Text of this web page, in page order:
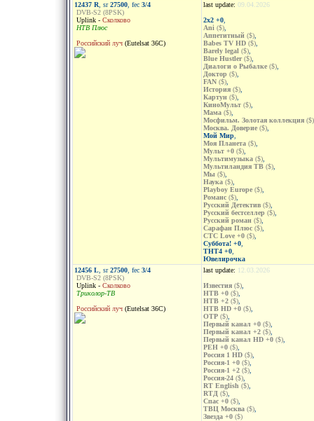
12437 R , sr27500 , fec 3/4
DVB-S2 (8PSK)
Uplink - Сколково
НТВ Плюс
Российский луч (Eutelsat 36C)
last update: 09.04.2026
2x2 +0
Ani ($)
Аппетитный ($)
Babes TV HD ($)
Barely legal ($)
Blue Hustler($)
Диалоги о Рыбалке ($)
Доктор ($)
FAN ($)
История ($)
Картун ($)
КиноМульт ($)
Мама ($)
Мосфильм. Золотая коллекция ($)
Москва. Доверие ($)
Мой Мир
Моя Планета ($)
Мульт +0 ($)
Мультимузыка ($)
Мультиландия ТВ ($)
Мы ($)
Наука ($)
Playboy Europe ($)
Романс ($)
Русский Детектив ($)
Русский бестселлер ($)
Русский роман ($)
Сарафан Плюс ($)
СТС Love +0 ($)
Суббота! +0
ТНТ4 +0
Ювелирочка
12456 L , sr27500 , fec 3/4
DVB-S2 (8PSK)
Uplink - Сколково
Триколор-ТВ
Российский луч (Eutelsat 36C)
last update: 12.03.2026
Известия ($)
НТВ +0 ($)
НТВ +2 ($)
НТВ HD +0 ($)
ОТР ($)
Первый канал +0 ($)
Первый канал +2 ($)
Первый канал HD +0 ($)
РЕН +0 ($)
Россия 1 HD ($)
Россия-1 +0 ($)
Россия-1 +2 ($)
Россия-24 ($)
RT English ($)
RTД ($)
Спас +0 ($)
ТВЦ Москва ($)
Звезда +0 ($)